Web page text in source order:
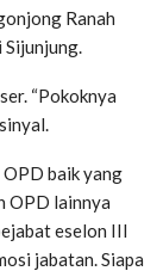
Ranah
Sijunjung.
“Pokoknya
baik yang
OPD lainnya
eselon III
jabatan. Siapa